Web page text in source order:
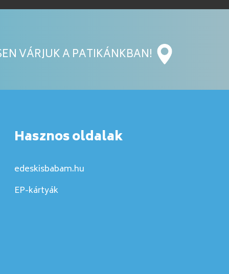
VÁRJUK A PATIKÁNKBAN!
Hasznos oldalak
edeskisbabam.hu
EP-kártyák